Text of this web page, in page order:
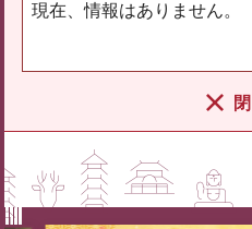
現在、情報はありません。